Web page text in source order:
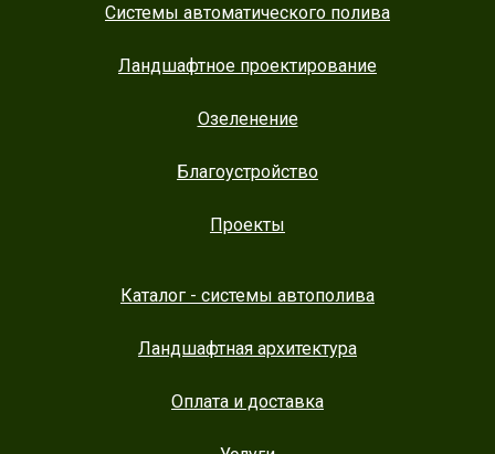
Системы автоматического полива
Ландшафтное проектирование
Озеленение
Благоустройство
Проекты
Каталог - системы автополива
Ландшафтная архитектура
Оплата и доставка